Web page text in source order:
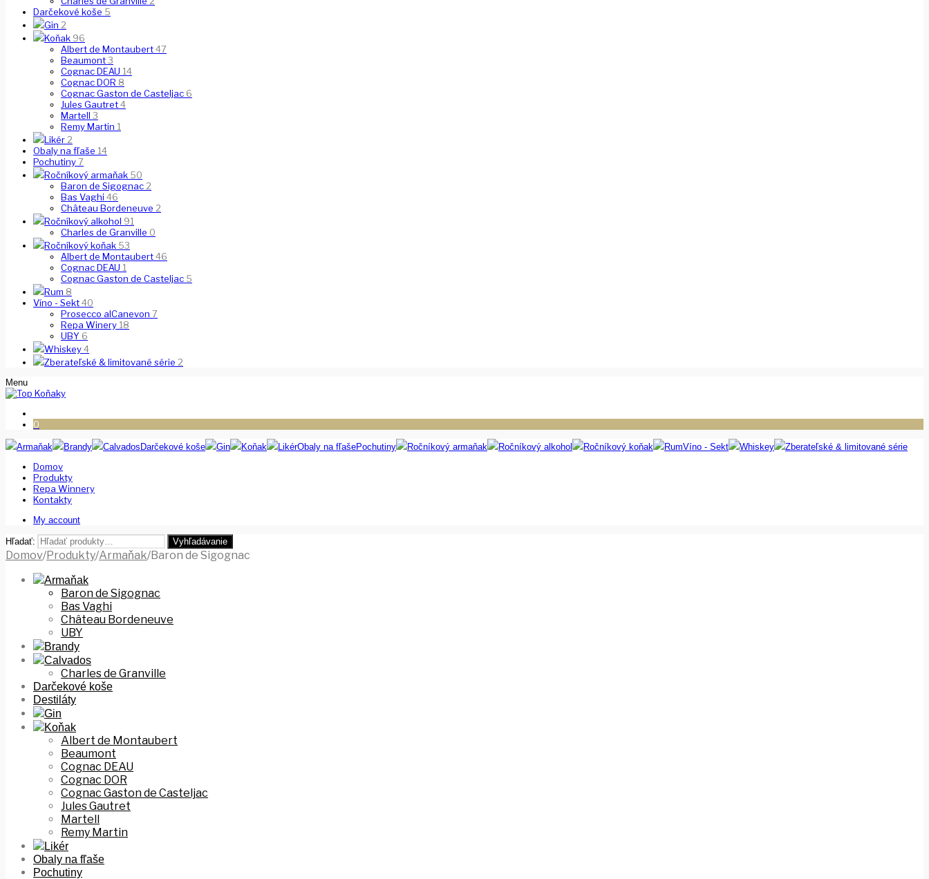
Darčekové koše 5
Gin 2
Koňak 96
Albert de Montaubert47
Beaumont3
Cognac DEAU 14
Cognac DOR 8
Cognac Gaston de Casteljac 6
Jules Gautret4
Martell 3
Remy Martin 1
Likér 2
Obaly na fľaše 14
Pochutiny7
Ročníkový armaňak 50
Baron de Sigognac 2
Bas Vaghi 46
Château Bordeneuve 2
Ročníkový alkohol 91
Charles de Granville 0
Ročníkový koňak 53
Albert de Montaubert46
Cognac DEAU 1
Cognac Gaston de Casteljac 5
Rum 8
Víno - Sekt40
Prosecco alCanevon 7
Repa Winery 18
UBY 6
Whiskey4
Zberateľské & limitované série 2
Menu
0
Armaňak Brandy CalvadosDarčekové koše Gin Koňak LikérObaly na fľašePochutiny Ročníkový armaňak Ročníkový alkohol Ročníkový koňak RumVíno - Sekt Whiskey Zberateľské & limitované série
Domov
Produkty
Repa Winnery
Kontakty
My account
Hľadať: Vyhľadávanie
Domov/Produkty/Armaňak/Baron de Sigognac
Armaňak
Baron de Sigognac
Bas Vaghi
Château Bordeneuve
UBY
Brandy
Calvados
Charles de Granville
Darčekové koše
Destiláty
Gin
Koňak
Albert de Montaubert
Beaumont
Cognac DEAU
Cognac DOR
Cognac Gaston de Casteljac
Jules Gautret
Martell
Remy Martin
Likér
Obaly na fľaše
Pochutiny